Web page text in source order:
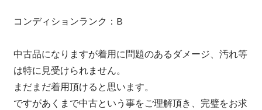
コンディションランク：B
中古品になりますが着用に問題のあるダメージ、汚れ等
は特に見受けられません。
まだまだ着用頂けると思います。
ですがあくまで中古という事をご理解頂き、完璧をお求